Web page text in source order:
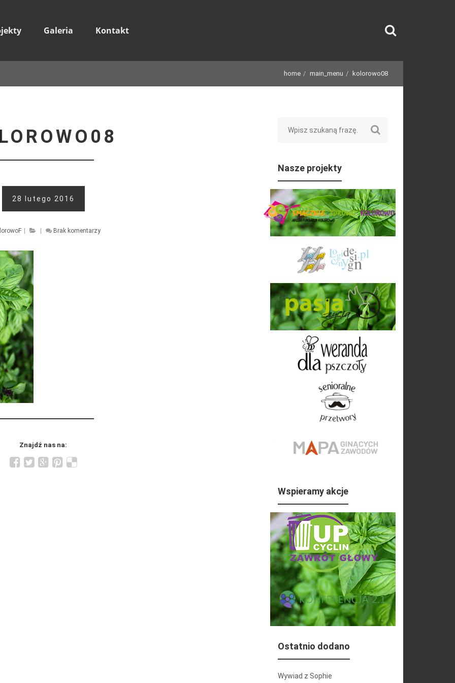
Galeria Kontakt
home main_menu kolorowo08
28 lutego 2016
Brak komentarzy
Znajdź nas na:
Nasze projekty
Wspieramy akcje
Ostatnio dodano
Wywiad z Sophie